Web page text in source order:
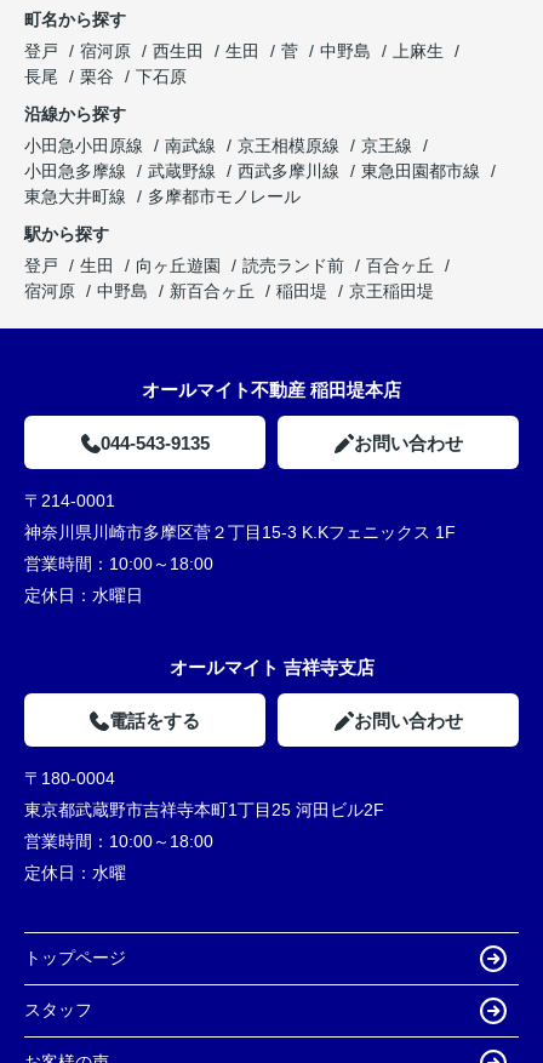
町名から探す
登戸
宿河原 西生田 生田 菅 中野島
上麻生
長尾
栗谷
下石原
沿線から探す
小田急小田原線
南武線 京王相模原線
京王線
小田急多摩線
武蔵野線 西武多摩川線
東急田園都市線
東急大井町線
多摩都市モノレール
駅から探す
登戸
生田 向ヶ丘遊園 読売ランド前
百合ヶ丘
宿河原
中野島 新百合ヶ丘 稲田堤 京王稲田堤
オールマイト不動産 稲田堤本店
044-543-9135 お問い合わせ
〒214-0001
神奈川県川崎市多摩区菅２丁目15-3 K.Kフェニックス 1F
営業時間： 10:00～18:00
定休日： 水曜日
オールマイト 吉祥寺支店
電話をする お問い合わせ
〒180-0004
東京都武蔵野市吉祥寺本町1丁目25 河田ビル2F
営業時間： 10:00～18:00
定休日： 水曜
トップページ
スタッフ